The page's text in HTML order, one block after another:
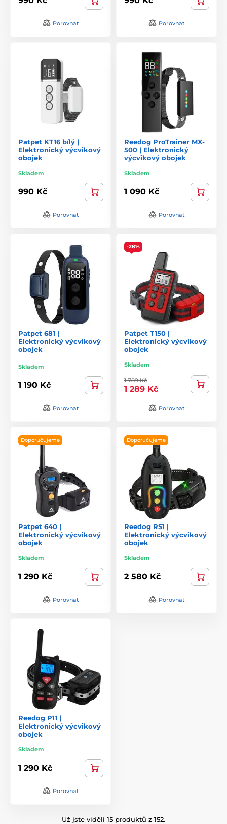
Porovnat Porovnat
Patpet KT16 bílý |
Elektronický výcvikový
obojek
Skladem
990 Kč
Porovnat
Reedog ProTrainer MX-
500 | Elektronický
výcvikový obojek
Skladem
1 090 Kč
Porovnat
Patpet 681 |
Elektronický výcvikový
obojek
Skladem
1 190 Kč
Porovnat
-28%
Patpet T150 |
Elektronický výcvikový
obojek
Skladem
1 789 Kč
1 289 Kč
Porovnat
Doporučujeme
Patpet 640 |
Elektronický výcvikový
obojek
Skladem
1 290 Kč
Porovnat
Doporučujeme
Reedog RS1 |
Elektronický výcvikový
obojek
Skladem
2 580 Kč
Porovnat
Reedog P11 |
Elektronický výcvikový
obojek
Skladem
1 290 Kč
Porovnat
Už jste viděli 15 produktů z 152.